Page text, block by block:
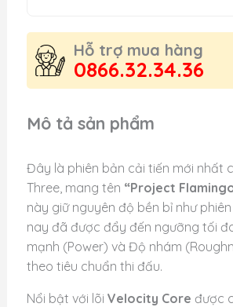
Hỗ trợ mua hàng
0866.32.34.36
Mô tả sản phẩm
Đây là phiên bản cải tiến mới nhất
Three, mang tên “Project
này giữ nguyên độ bền bỉ như
nay đã được đẩy đến ngưỡng tối
mạnh (Power) và Độ nhám
theo tiêu chuẩn thi đấu.
Nổi bật với lõi Velocity Core được